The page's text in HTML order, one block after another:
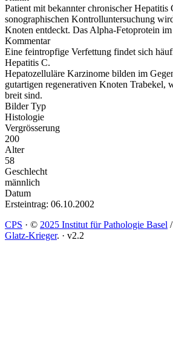
Patient mit bekannter chronischer Hepatitis
sonographischen Kontrolluntersuchung
Knoten entdeckt. Das Alpha-Fetoprotein
Kommentar
Eine feintropfige Verfettung findet sich
Hepatitis C.
Hepatozelluläre Karzinome bilden im
gutartigen regenerativen Knoten Trabekel,
breit sind.
Bilder Typ
Histologie
Vergrösserung
200
Alter
58
Geschlecht
männlich
Datum
Ersteintrag: 06.10.2002
CPS · © 2025 Institut für Pathologie Basel /
Glatz-Krieger. · v2.2